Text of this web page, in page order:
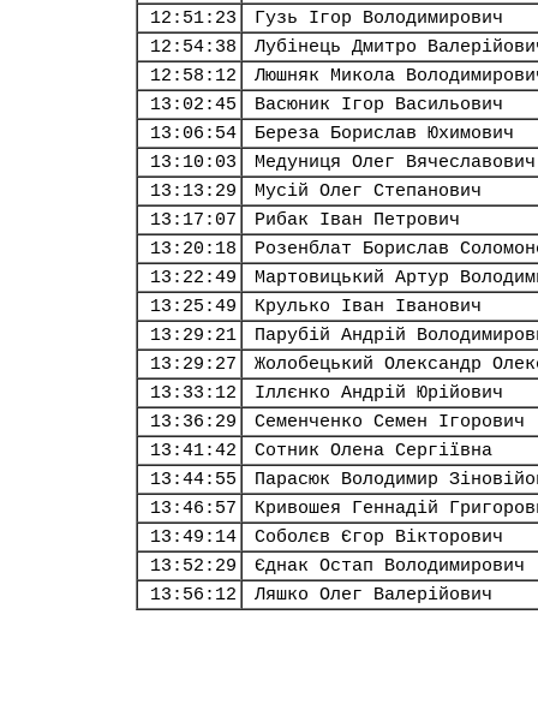
12:51:23
Гузь Ігор Володимирович
12:54:38
Лубінець Дмитро
12:58:12
Люшняк Микола
13:02:45
Васюник Ігор Васильович
13:06:54
Береза Борислав Юхимович
13:10:03
Медуниця Олег Вячеславович
13:13:29
Мусій Олег Степанович
13:17:07
Рибак Іван Петрович
13:20:18
Розенблат Борислав
13:22:49
Мартовицький Артур
13:25:49
Крулько Іван Іванович
13:29:21
Парубій Андрій
13:29:27
Жолобецький Олександр
13:33:12
Іллєнко Андрій Юрійович
13:36:29
Семенченко Семен Ігорович
13:41:42
Сотник Олена Сергіївна
13:44:55
Парасюк Володимир
13:46:57
Кривошея Геннадій
13:49:14
Соболєв Єгор Вікторович
13:52:29
Єднак Остап Володимирович
13:56:12
Ляшко Олег Валерійович